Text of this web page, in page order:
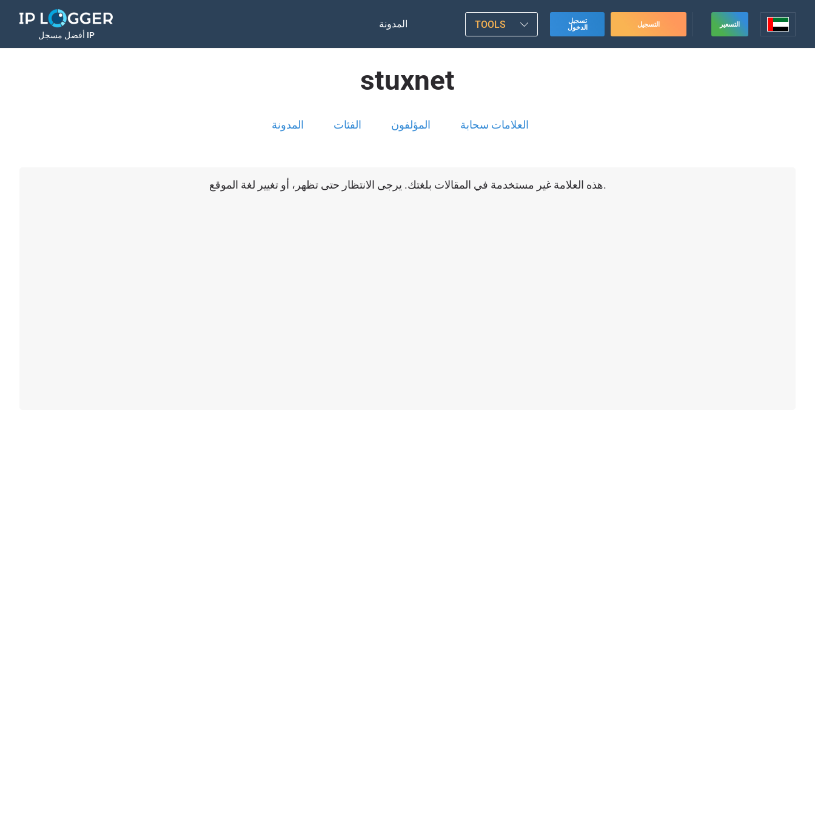
أفضل مسجل IP
المدونة TOOLS
تسجيل
الدخول
التسجيل التسعير
stuxnet
المدونة الفئات المؤلفون العلامات سحابة